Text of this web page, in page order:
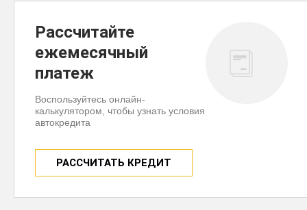
Рассчитайте
ежемесячный
платеж
Воспользуйтесь онлайн-
калькулятором, чтобы узнать условия
автокредита
РАССЧИТАТЬ КРЕДИТ